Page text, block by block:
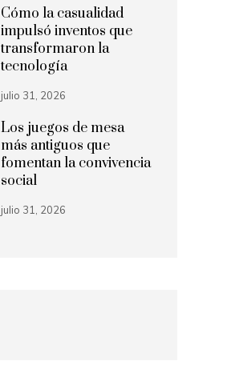
Cómo la casualidad
impulsó inventos que
transformaron la
tecnología
julio 31, 2026
Los juegos de mesa
más antiguos que
fomentan la convivencia
social
julio 31, 2026